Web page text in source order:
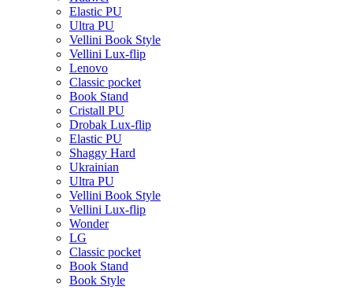
Elastic PU
Ultra PU
Vellini Book Style
Vellini Lux-flip
Lenovo
Classic pocket
Book Stand
Cristall PU
Drobak Lux-flip
Elastic PU
Shaggy Hard
Ukrainian
Ultra PU
Vellini Book Style
Vellini Lux-flip
Wonder
LG
Classic pocket
Book Stand
Book Style